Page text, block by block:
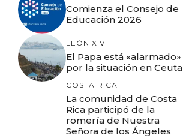
Comienza el Consejo de
Educación 2026
LEÓN XIV
El Papa está «alarmado»
por la situación en Ceuta
COSTA RICA
La comunidad de Costa
Rica participó de la
romería de Nuestra
Señora de los Ángeles